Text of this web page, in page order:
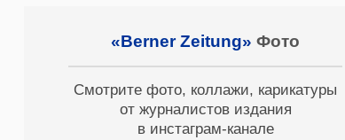
«Berner Zeitung» Фото
Смотрите фото, коллажи, карикатуры
от журналистов издания
в инстаграм-канале